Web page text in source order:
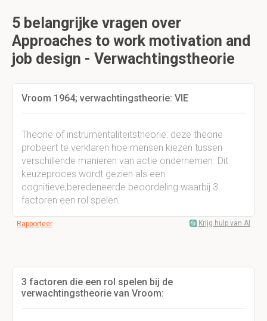
5 belangrijke vragen over
Approaches to work motivation and
job design - Verwachtingstheorie
Vroom 1964; verwachtingstheorie: VIE
Theorie of instrumentaliteitstheorie: deze theorie
probeert te verklaren hoe mensen kiezen tussen
verschillende manieren van actie ondernemen. Dit
keuzeproces wordt gezien als een
cognitieve,beredeneerde beoordeling waarbij 3
factoren een rol spelen.
Rapporteer Krijg hulp van AI
3 factoren die een rol spelen bij de
verwachtingstheorie van Vroom: